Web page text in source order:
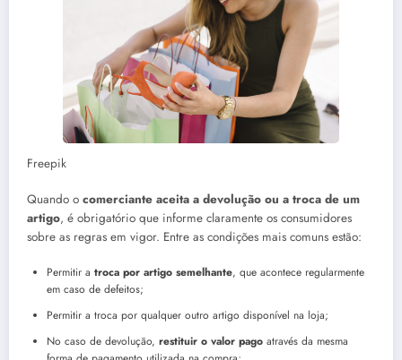
Freepik
Quando o comerciante aceita a devolução ou a troca de um
artigo, é obrigatório que informe claramente os consumidores
sobre as regras em vigor. Entre as condições mais comuns estão:
Permitir a troca por artigo semelhante, que acontece regularmente
em caso de defeitos;
Permitir a troca por qualquer outro artigo disponível na loja;
No caso de devolução, restituir o valor pago através da mesma